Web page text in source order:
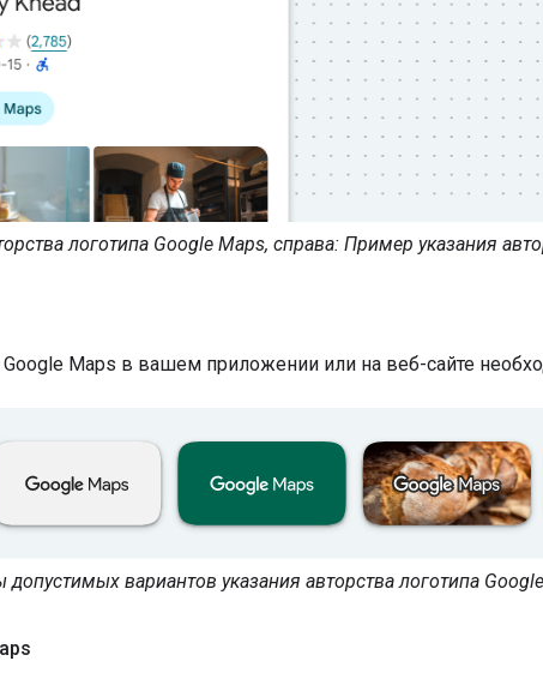
логотипа Google Maps, справа: Пример указания
Google Maps в вашем приложении или на веб-сайте
вариантов указания авторства логотипа